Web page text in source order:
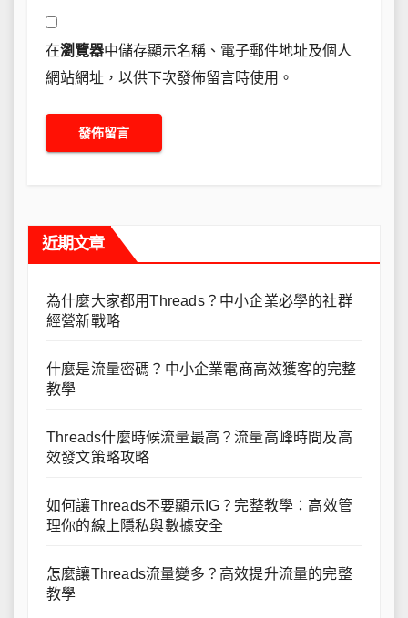
在瀏覽器中儲存顯示名稱、電子郵件地址及個人
網站網址，以供下次發佈留言時使用。
近期文章
為什麼大家都用Threads？中小企業必學的社群
經營新戰略
什麼是流量密碼？中小企業電商高效獲客的完整
教學
Threads什麼時候流量最高？流量高峰時間及高
效發文策略攻略
如何讓Threads不要顯示IG？完整教學：高效管
理你的線上隱私與數據安全
怎麼讓Threads流量變多？高效提升流量的完整
教學